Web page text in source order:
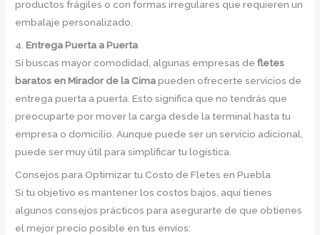
productos frágiles o con formas irregulares que requieren un
embalaje personalizado.
4.Entrega Puerta a Puerta
Si buscas mayor comodidad, algunas empresas defletes
baratos en Mirador de la Cimapueden ofrecerte servicios de
entrega puerta a puerta. Esto significa que no tendrás que
preocuparte por mover la carga desde la terminal hasta tu
empresa o domicilio. Aunque puede ser un servicio adicional,
puede ser muy útil para simplificar tu logística.
Consejos para Optimizar tu Costo de Fletes en Puebla
Si tu objetivo es mantener los costos bajos, aquí tienes
algunos consejos prácticos para asegurarte de que obtienes
el mejor precio posible en tus envíos: